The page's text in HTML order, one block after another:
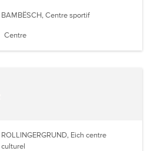
BAMBËSCH, Centre sportif
Centre
ROLLINGERGRUND, Eich centre
culturel